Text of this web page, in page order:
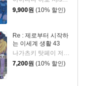
9,900원 (10% 할인)
Re : 제로부터 시작하
는 이세계 생활 43
나가츠키 탓페이 저/오츠카 신이치로 그림
7,200원 (10% 할인)